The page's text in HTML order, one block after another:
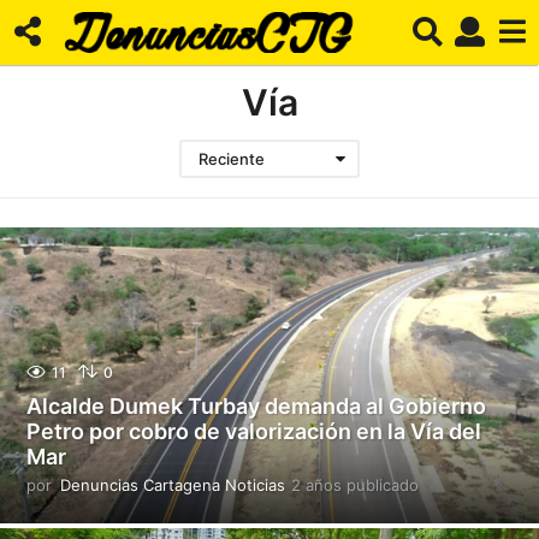
Vía
Reciente
11 0
Alcalde Dumek Turbay demanda al Gobierno
Petro por cobro de valorización en la Vía del
Mar
por Denuncias Cartagena Noticias 2 años publicado2
a
ñ